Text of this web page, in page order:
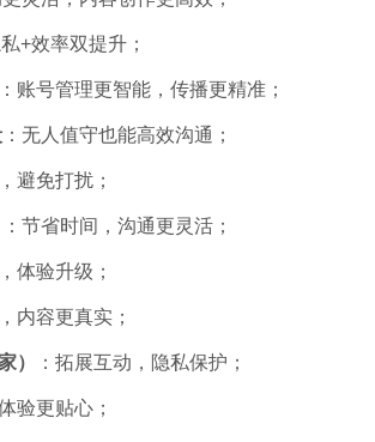
私+效率双提升；
：账号管理更智能，传播更精准；
：无人值守也能高效沟通；
避免打扰；
：节省时间，沟通更灵活；
体验升级；
内容更真实；
） ：拓展互动，隐私保护；
验更贴心；